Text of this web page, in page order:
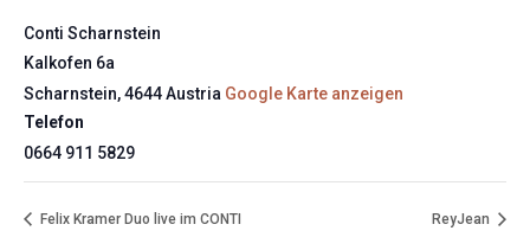
Conti Scharnstein
Kalkofen 6a
Scharnstein,4644Austria Google Karte anzeigen
Telefon
0664 911 5829
Felix Kramer Duo live im CONTI ReyJean